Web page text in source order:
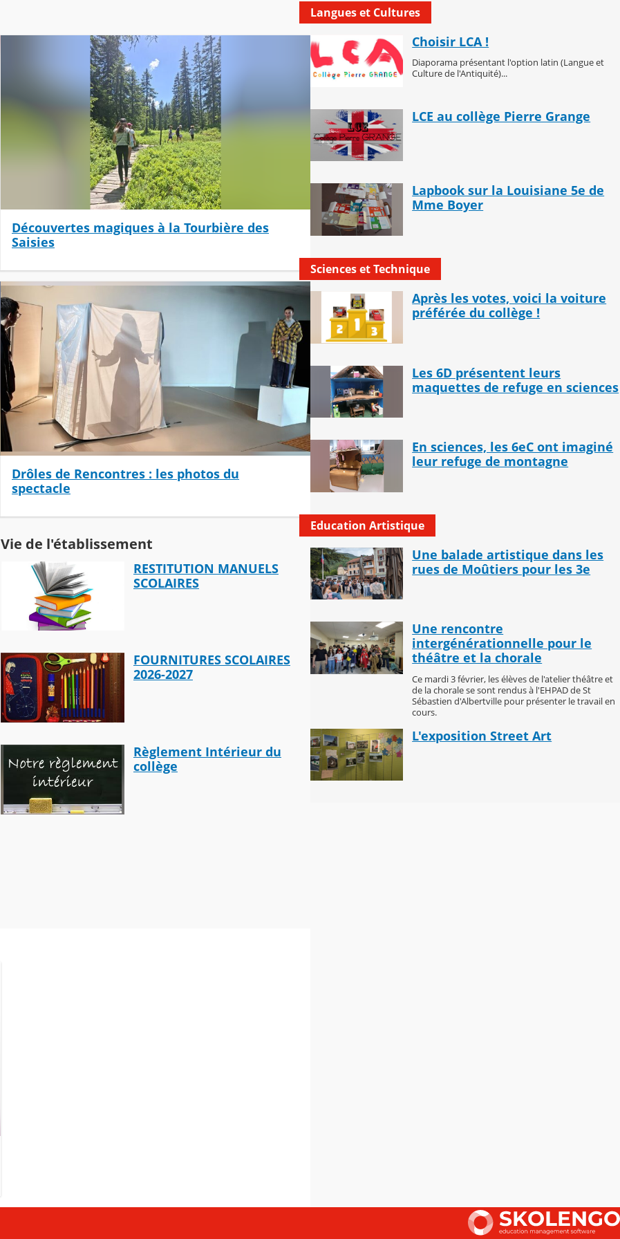
Découvertes magiques à la Tourbière des
Saisies
Drôles de Rencontres : les photos du
spectacle
Vie de l'établissement
RESTITUTION MANUELS
SCOLAIRES
FOURNITURES SCOLAIRES
2026-2027
Règlement Intérieur du
collège
Langues et Cultures
Choisir LCA !
Diaporama présentant l'option latin (Langue et
Culture de l'Antiquité)...
LCE au collège Pierre Grange
Lapbook sur la Louisiane 5e de
Mme Boyer
Sciences et Technique
Après les votes, voici la voiture
préférée du collège !
Les 6D présentent leurs
maquettes de refuge en sciences
En sciences, les 6eC ont imaginé
leur refuge de montagne
Education Artistique
Une balade artistique dans les
rues de Moûtiers pour les 3e
Une rencontre
intergénérationnelle pour le
théâtre et la chorale
Ce mardi 3 février, les élèves de l'atelier théâtre et
de la chorale se sont rendus à l'EHPAD de St
Sébastien d'Albertville pour présenter le travail en
cours.
L'exposition Street Art